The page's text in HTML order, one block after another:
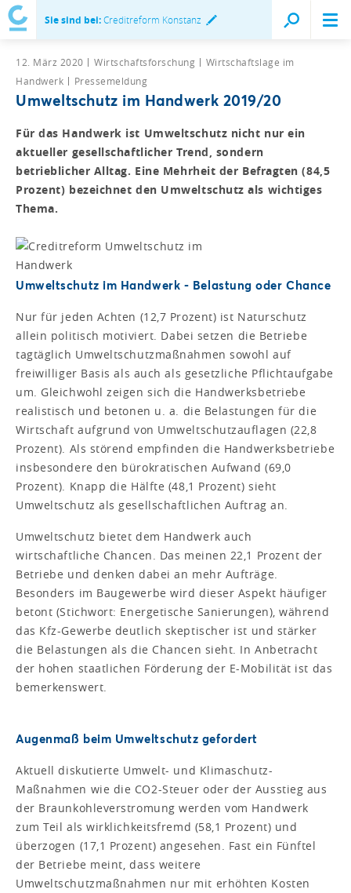
Sie sind bei:Creditreform Konstanz
12. März 2020 Wirtschaftsforschung
Wirtschaftslage im
Handwerk
Pressemeldung
Umweltschutz im Handwerk 2019/20
Für das Handwerk ist Umweltschutz nicht nur ein
aktueller gesellschaftlicher Trend, sondern
betrieblicher Alltag. Eine Mehrheit der Befragten (84,5
Prozent) bezeichnet den Umweltschutz als wichtiges
Thema.
Umweltschutz im Handwerk - Belastung oder Chance
Nur für jeden Achten (12,7 Prozent) ist Naturschutz
allein politisch motiviert. Dabei setzen die Betriebe
tagtäglich Umweltschutzmaßnahmen sowohl auf
freiwilliger Basis als auch als gesetzliche Pflichtaufgabe
um. Gleichwohl zeigen sich die Handwerksbetriebe
realistisch und betonen u. a. die Belastungen für die
Wirtschaft aufgrund von Umweltschutzauflagen (22,8
Prozent). Als störend empfinden die Handwerksbetriebe
insbesondere den bürokratischen Aufwand (69,0
Prozent). Knapp die Hälfte (48,1 Prozent) sieht
Umweltschutz als gesellschaftlichen Auftrag an.
Umweltschutz bietet dem Handwerk auch
wirtschaftliche Chancen. Das meinen 22,1 Prozent der
Betriebe und denken dabei an mehr Aufträge.
Besonders im Baugewerbe wird dieser Aspekt häufiger
betont (Stichwort: Energetische Sanierungen), während
das Kfz-Gewerbe deutlich skeptischer ist und stärker
die Belastungen als die Chancen sieht. In Anbetracht
der hohen staatlichen Förderung der E-Mobilität ist das
bemerkenswert.
Augenmaß beim Umweltschutz gefordert
Aktuell diskutierte Umwelt- und Klimaschutz-
Maßnahmen wie die CO2-Steuer oder der Ausstieg aus
der Braunkohleverstromung werden vom Handwerk
zum Teil als wirklichkeitsfremd (58,1 Prozent) und
überzogen (17,1 Prozent) angesehen. Fast ein Fünftel
der Betriebe meint, dass weitere
Umweltschutzmaßnahmen nur mit erhöhten Kosten